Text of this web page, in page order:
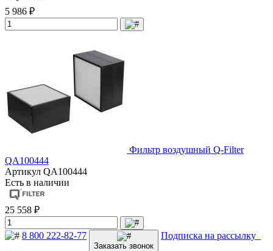
5 986 ₽
Фильтр воздушный Q-Filter
QA100444
Артикул QA100444
Есть в наличии
25 558 ₽
8 800 222-82-77
Заказать звонок
Подписка на рассылку